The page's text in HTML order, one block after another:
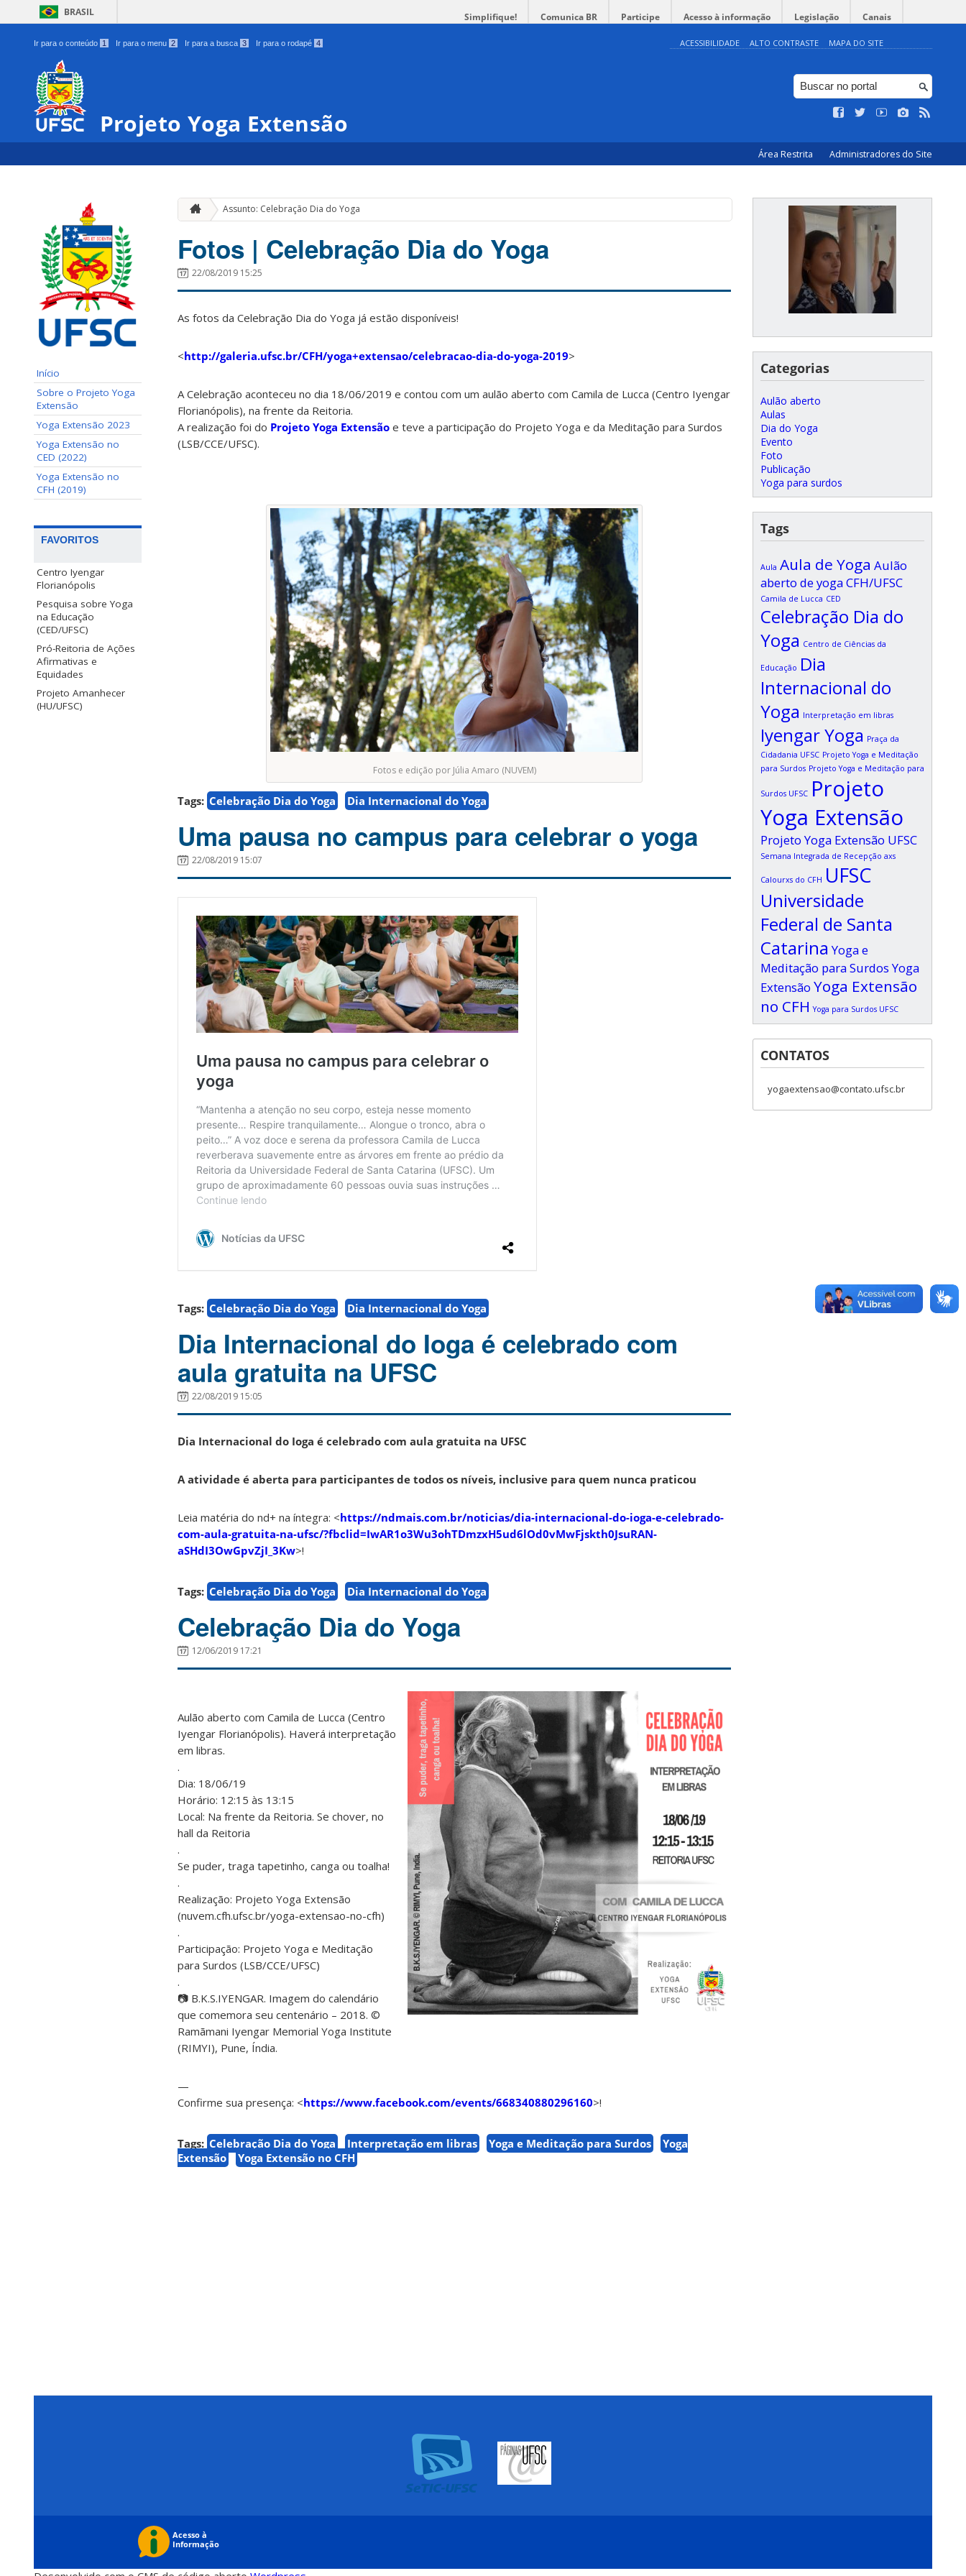
BRASIL Simplifique! Comunica BR Participe Acesso à informação Legislação Canais
Ir para o conteúdo 1 Ir para o menu 2 Ir para a busca 3 Ir para o rodapé 4 ACESSIBILIDADE ALTO CONTRASTE MAPA DO SITE
Projeto Yoga Extensão
Área Restrita Administradores do Site
Início
Sobre o Projeto Yoga
Extensão
Yoga Extensão 2023
Yoga Extensão no
CED (2022)
Yoga Extensão no
CFH (2019)
FAVORITOS
Centro Iyengar
Florianópolis
Pesquisa sobre Yoga
na Educação
(CED/UFSC)
Pró-Reitoria de Ações
Afirmativas e
Equidades
Projeto Amanhecer
(HU/UFSC)
Assunto: Celebração Dia do Yoga
Fotos | Celebração Dia do Yoga
22/08/2019 15:25
As fotos da Celebração Dia do Yoga já estão disponíveis!
<http://galeria.ufsc.br/CFH/yoga+extensao/celebracao-dia-do-yoga-2019>
A Celebração aconteceu no dia 18/06/2019 e contou com um aulão aberto com Camila de Lucca (Centro Iyengar
Florianópolis), na frente da Reitoria.
A realização foi do Projeto Yoga Extensão e teve a participação do Projeto Yoga e da Meditação para Surdos
(LSB/CCE/UFSC).
Fotos e edição por Júlia Amaro (NUVEM)
Tags: Celebração Dia do Yoga Dia Internacional do Yoga
Uma pausa no campus para celebrar o yoga
22/08/2019 15:07
Tags: Celebração Dia do Yoga Dia Internacional do Yoga
Dia Internacional do Ioga é celebrado com
aula gratuita na UFSC
22/08/2019 15:05
Dia Internacional do Ioga é celebrado com aula gratuita na UFSC
A atividade é aberta para participantes de todos os níveis, inclusive para quem nunca praticou
Leia matéria do nd+ na íntegra: <https://ndmais.com.br/noticias/dia-internacional-do-ioga-e-celebrado-
com-aula-gratuita-na-ufsc/?fbclid=IwAR1o3Wu3ohTDmzxH5ud6lOd0vMwFjskth0JsuRAN-
aSHdI3OwGpvZjI_3Kw>!
Tags: Celebração Dia do Yoga Dia Internacional do Yoga
Celebração Dia do Yoga
12/06/2019 17:21
Aulão aberto com Camila de Lucca (Centro
Iyengar Florianópolis). Haverá interpretação
em libras.
.
Dia: 18/06/19
Horário: 12:15 às 13:15
Local: Na frente da Reitoria. Se chover, no
hall da Reitoria
.
Se puder, traga tapetinho, canga ou toalha!
.
Realização: Projeto Yoga Extensão
(nuvem.cfh.ufsc.br/yoga-extensao-no-cfh)
.
Participação: Projeto Yoga e Meditação
para Surdos (LSB/CCE/UFSC)
.
📷 B.K.S.IYENGAR. Imagem do calendário
que comemora seu centenário – 2018. ©
Ramãmani Iyengar Memorial Yoga Institute
(RIMYI), Pune, Índia.
—
Confirme sua presença: <https://www.facebook.com/events/668340880296160>!
Tags: Celebração Dia do Yoga Interpretação em libras Yoga e Meditação para Surdos
Yoga
Extensão
Yoga Extensão no CFH
Categorias
Aulão aberto
Aulas
Dia do Yoga
Evento
Foto
Publicação
Yoga para surdos
Tags
Aula Aula de Yoga Aulão
aberto de yoga CFH/UFSC
Camila de Lucca CED
Celebração Dia do
Yoga Centro de Ciências da
Educação Dia
Internacional do
Yoga Interpretação em libras
Iyengar Yoga Praça da
Cidadania UFSC Projeto Yoga e Meditação
para Surdos Projeto Yoga e Meditação para
Surdos UFSC Projeto
Yoga Extensão
Projeto Yoga Extensão UFSC
Semana Integrada de Recepção axs
Calourxs do CFH UFSC
Universidade
Federal de Santa
Catarina Yoga e
Meditação para Surdos Yoga
Extensão Yoga Extensão
no CFH Yoga para Surdos UFSC
CONTATOS
yogaextensao@contato.ufsc.br